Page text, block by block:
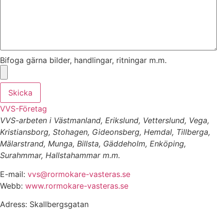
Bifoga gärna bilder, handlingar, ritningar m.m.
Skicka
VVS-Företag
VVS-arbeten i Västmanland, Erikslund, Vetterslund, Vega,
Kristiansborg, Stohagen, Gideonsberg, Hemdal, Tillberga,
Mälarstrand, Munga, Billsta, Gäddeholm, Enköping,
Surahmmar, Hallstahammar m.m.
E-mail: vvs@rormokare-vasteras.se
Webb: www.rormokare-vasteras.se
Adress: Skallbergsgatan